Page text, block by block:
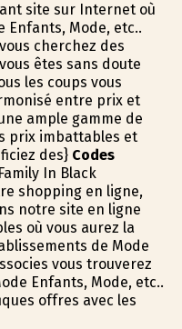
site sur Internet où
Enfants, Mode, etc..
cherchez des
êtes sans doute
les coups vous
entre prix et
ample gamme de
prix imbattables et
des} Codes
In Black
shopping en ligne,
notre site en ligne
où vous aurez la
de Mode
vous trouverez
Enfants, Mode, etc..
offres avec les